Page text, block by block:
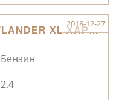
ПРОДАЖ MITSUBISHI-OUTLANDER XL ХАРКІВ
2018-12-27
Бензин
2.4